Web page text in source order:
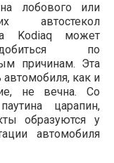
лобового или
автостекол
Kodiaq может
по
причинам. Эта
автомобиля, как и
не вечна. Со
царапин,
образуются у
автомобиля